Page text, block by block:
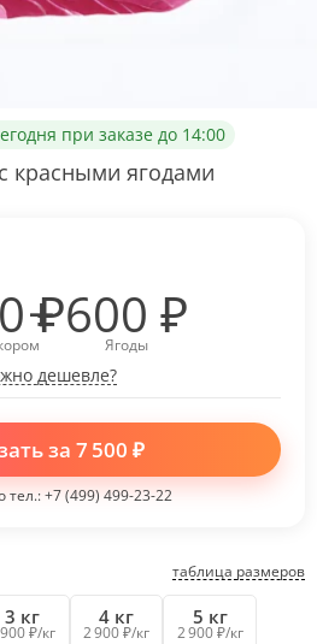
при заказе до 14:00
красными ягодами
таблица размеров
3 кг
₽/кг
4 кг
2 900 ₽/кг
5 кг
2 900 ₽/кг
₽ Ягоды
600 ₽
дешевле?
за 7 500 ₽
тел.:+7 (499) 499-23-22